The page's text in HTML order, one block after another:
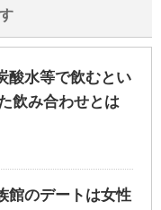
酸水等で飲むとい
飲み合わせとは
館のデートは女性